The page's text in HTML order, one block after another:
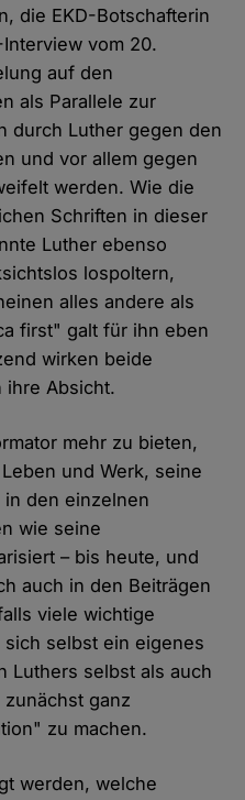
die EKD-Botschafterin
vom 20.
auf den
als Parallele zur
durch Luther gegen den
und vor allem gegen
werden. Wie die
Schriften in dieser
Luther ebenso
lospoltern,
alles andere als
first" galt für ihn eben
wirken beide
ihre Absicht.
mehr zu bieten,
und Werk, seine
den einzelnen
wie seine
– bis heute, und
auch in den Beiträgen
viele wichtige
selbst ein eigenes
Luthers selbst als auch
ganz
zu machen.
werden, welche